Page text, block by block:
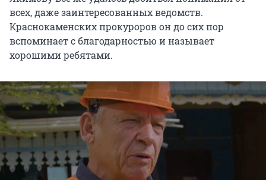
всех, даже заинтересованных ведомств.
Краснокаменских прокуроров он до сих пор
вспоминает с благодарностью и называет
хорошими ребятами.